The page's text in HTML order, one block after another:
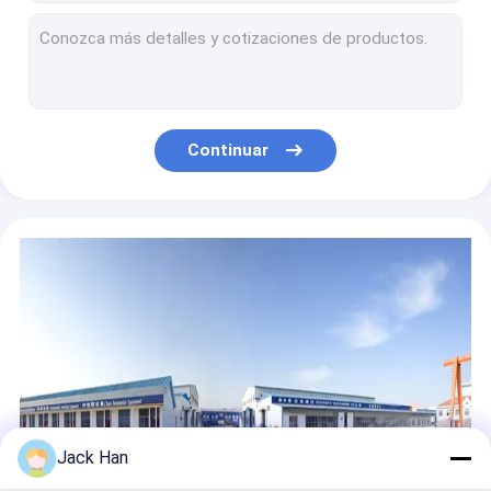
Prensa de vulcanización de la banda transportadora del diseño del marco ligero con el bolso de la presión de aire
Prensa de vulcanización resistente de la banda transportadora para la cinta de la capa de las telas que empalma
Máquina de vulcanización portátil versátil, máquina que empalma resistente de la correa de Pvc
Las herramientas encrespadas de la banda transportadora de rodillo/el pequeño corte esquila la herramienta del cordón de la correa
Pequeño cuchillo de las herramientas que empalman de la banda transportadora de la transmisión con la cuchilla flexible
Continuar
Jack Han